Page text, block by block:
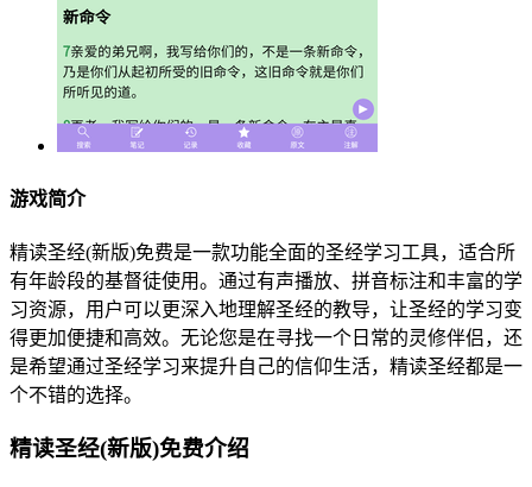
游戏简介
精读圣经(新版)免费是一款功能全面的圣经学习工具，适合所
有年龄段的基督徒使用。通过有声播放、拼音标注和丰富的学
习资源，用户可以更深入地理解圣经的教导，让圣经的学习变
得更加便捷和高效。无论您是在寻找一个日常的灵修伴侣，还
是希望通过圣经学习来提升自己的信仰生活，精读圣经都是一
个不错的选择。
精读圣经(新版)免费介绍